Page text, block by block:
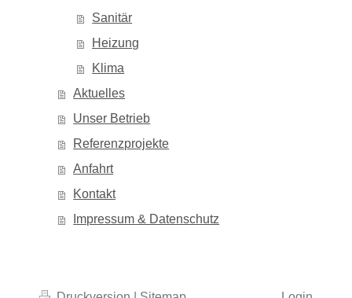
Sanitär
Heizung
Klima
Aktuelles
Unser Betrieb
Referenzprojekte
Anfahrt
Kontakt
Impressum & Datenschutz